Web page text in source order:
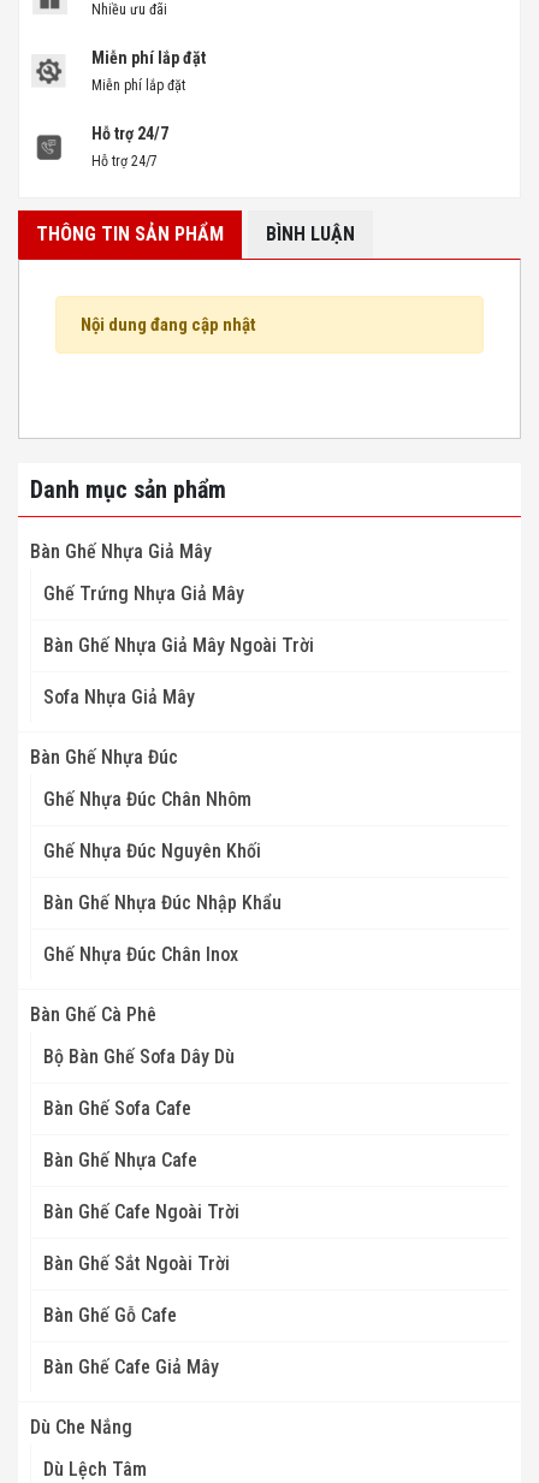
Nhiều ưu đãi
Miễn phí lắp đặt
Miễn phí lắp đặt
Hỗ trợ 24/7
Hỗ trợ 24/7
THÔNG TIN SẢN PHẨM BÌNH LUẬN
Nội dung đang cập nhật
Danh mục sản phẩm
Bàn Ghế Nhựa Giả Mây
Ghế Trứng Nhựa Giả Mây
Bàn Ghế Nhựa Giả Mây Ngoài Trời
Sofa Nhựa Giả Mây
Bàn Ghế Nhựa Đúc
Ghế Nhựa Đúc Chân Nhôm
Ghế Nhựa Đúc Nguyên Khối
Bàn Ghế Nhựa Đúc Nhập Khẩu
Ghế Nhựa Đúc Chân Inox
Bàn Ghế Cà Phê
Bộ Bàn Ghế Sofa Dây Dù
Bàn Ghế Sofa Cafe
Bàn Ghế Nhựa Cafe
Bàn Ghế Cafe Ngoài Trời
Bàn Ghế Sắt Ngoài Trời
Bàn Ghế Gỗ Cafe
Bàn Ghế Cafe Giả Mây
Dù Che Nắng
Dù Lệch Tâm